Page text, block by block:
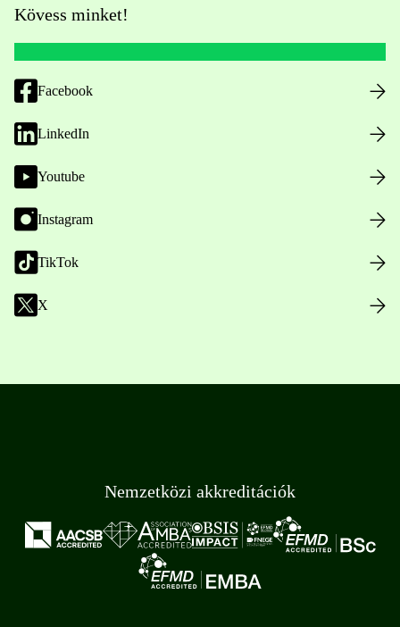
Kövess minket!
Facebook
LinkedIn
Youtube
Instagram
TikTok
X
Nemzetközi akkreditációk